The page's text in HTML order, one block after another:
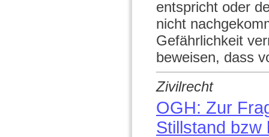
entspricht oder
nicht
Gefährlichkeit
beweisen, dass
Zivilrecht
OGH: Zur
Stillstand bzw